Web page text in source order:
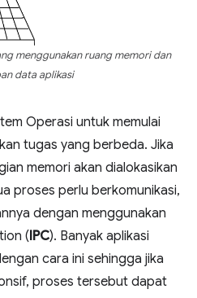
menggunakan ruang memori dan
data aplikasi
Operasi untuk memulai
tugas yang berbeda. Jika
memori akan dialokasikan
proses perlu berkomunikasi,
dengan menggunakan
(IPC). Banyak aplikasi
cara ini sehingga jika
proses tersebut dapat